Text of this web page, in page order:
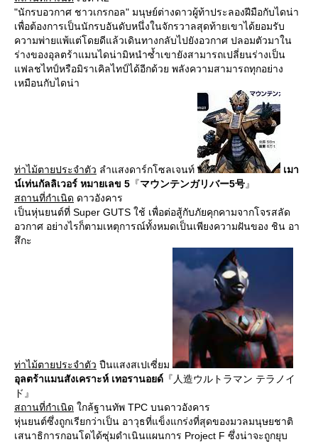
"นักรบอวกาศ ชาวเกรกอล" มนุษย์ต่างดาวผู้ท้าประลองฝีมือกับไดน่า
เพื่อต้องการเป็นนักรบอันดับหนึ่งในจักรวาลสุดท้ายเขาได้ยอมรับ
ความพ่ายแพ้แต่โดยดีแล้วเดินทางกลับไปยังอวกาศ ปลอมตัวมาใน
ร่างของอุลตร้าแมนไดน่ามิหนำซ้ำเขายังสามารถเปลี่ยนร่างเป็น
แฟลชไทป์หรือมิราเคิลไทป์ได้อีกด้วย พลังความสามารถทุกอย่าง
เหมือนกับไดน่า
ท่าไม้ตายประจำตัว ลำแสงดาร์กโซลเจนท์
เมา
น์เท่นกัลลิเวอร์ หมายเลข 5 『マウンテンガリバー5号』
สถานที่กำเนิด ดาวอังคาร
เป็นหุ่นยนต์ที่ Super GUTS ใช้ เพื่อต่อสู้กับภัยคุกคามจากโจรสลัด
อวกาศ อย่างไรก็ตามเหตุการณ์ทั้งหมดเป็นเพียงความฝันของ ชิน อา
สึกะ
ท่าไม้ตายประจำตัว ปืนแสงสเปเซี่ยม
อุลตร้าแมนสังเคราะห์ เทอรานอยด์ 『人造ウルトラマン テラノイ
ド』
สถานที่กำเนิด ใกล้ฐานทัพ TPC บนดาวอังคาร
หุ่นยนต์ซึ่งถูกเรียกว่าเป็น อาวุธที่แข็งแกร่งที่สุดของมวลมนุษยชาติ
เสนาธิการกอนโดได้ซุ่มดำเนินแผนการ Project F ซึ่งน่าจะถูกยุบ